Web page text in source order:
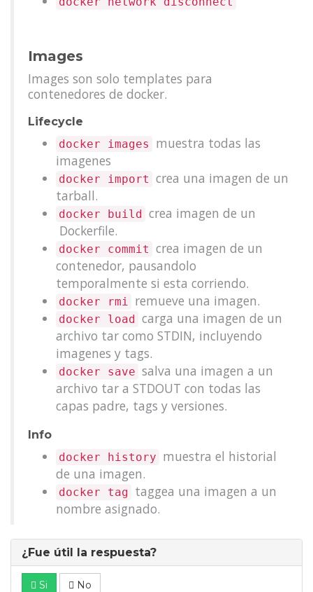
Images
Images son solo templates para
contenedores de docker.
Lifecycle
docker images
muestra todas las
imagenes
docker import crea una imagen de un
tarball.
docker build crea imagen de un
Dockerfile.
docker commit crea imagen de un
contenedor, pausandolo
temporalmente si esta corriendo.
docker rmi remueve una imagen.
docker load carga una imagen de un
archivo tar como STDIN, incluyendo
imagenes y tags.
docker save salva una imagen a un
archivo tar a STDOUT con todas las
capas padre, tags y versiones.
Info
docker history muestra el historial
de una imagen.
docker tag taggea una imagen a un
nombre asignado.
¿Fue útil la respuesta?
Si No